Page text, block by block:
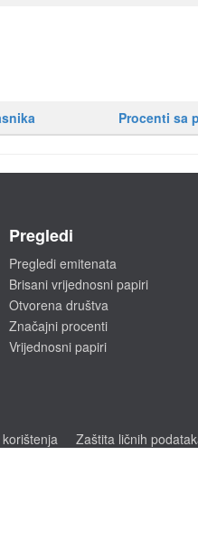
Procenti sa
Pregledi
Pregledi emitenata
Brisani vrijednosni papiri
Otvorena društva
Značajni procenti
Vrijednosni papiri
Zaštita ličnih